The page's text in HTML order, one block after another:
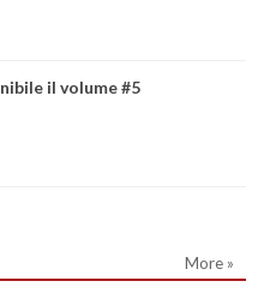
il volume #5
More »